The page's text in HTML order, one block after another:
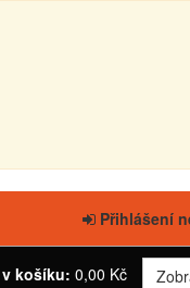
Přihlášení
košíku: 0,00 Kč